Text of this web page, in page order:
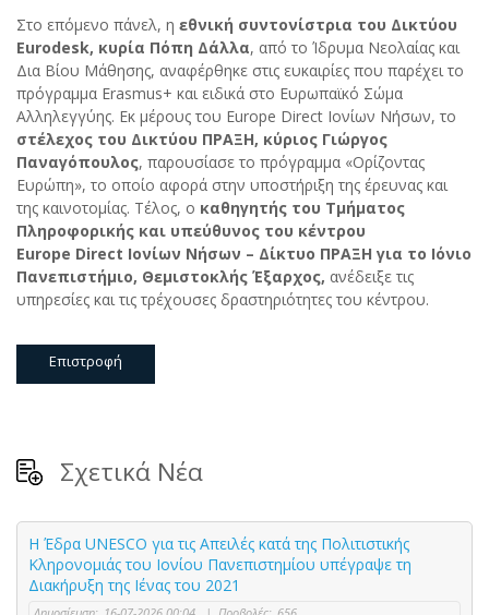
Στο επόμενο πάνελ, η εθνική συντονίστρια του Δικτύου
Eurodesk, κυρία Πόπη Δάλλα, από το Ίδρυμα Νεολαίας και
Δια Βίου Μάθησης, αναφέρθηκε στις ευκαιρίες που παρέχει το
πρόγραμμα Erasmus+ και ειδικά στο Ευρωπαϊκό Σώμα
Αλληλεγγύης. Εκ μέρους του Europe Direct Ιονίων Νήσων, το
στέλεχος του Δικτύου ΠΡΑΞΗ, κύριος Γιώργος
Παναγόπουλος, παρουσίασε το πρόγραμμα «Ορίζοντας
Ευρώπη», το οποίο αφορά στην υποστήριξη της έρευνας και
της καινοτομίας. Τέλος, ο καθηγητής του Τμήματος
Πληροφορικής και υπεύθυνος του κέντρου
Europe Direct Ιονίων Νήσων – Δίκτυο ΠΡΑΞΗ για το Ιόνιο
Πανεπιστήμιο, Θεμιστοκλής Έξαρχος, ανέδειξε τις
υπηρεσίες και τις τρέχουσες δραστηριότητες του κέντρου.
Επιστροφή
Σχετικά Νέα
Η Έδρα UNESCO για τις Απειλές κατά της Πολιτιστικής
Κληρονομιάς του Ιονίου Πανεπιστημίου υπέγραψε τη
Διακήρυξη της Ιένας του 2021